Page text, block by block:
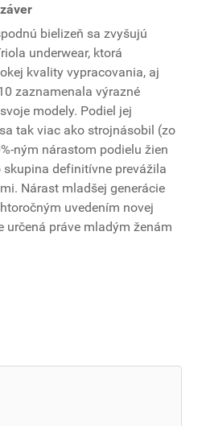
bielizeň sa zvyšujú
underwear, ktorá
kvality vypracovania, aj
zaznamenala výrazné
modely. Podiel jej
tak viac ako strojnásobil (zo
ným nárastom podielu žien
definitívne prevážila
Nárast mladšej generácie
uvedením novej
určená práve mladým ženám